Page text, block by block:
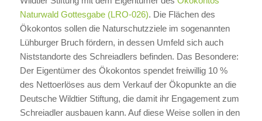
Naturwald Gottesgabe (LRO-026). Die Flächen des
Ökokontos sollen die Naturschutzziele im sogenannten
Lühburger Bruch fördern, in dessen Umfeld sich auch
Niststandorte des Schreiadlers befinden. Das Besondere:
Der Eigentümer des Ökokontos spendet freiwillig 10 %
des Nettoerlöses aus dem Verkauf der Ökopunkte an die
Deutsche Wildtier Stiftung, die damit ihr Engagement zum
Schreiadler ausbauen kann. Auf diese Weise sollen in den